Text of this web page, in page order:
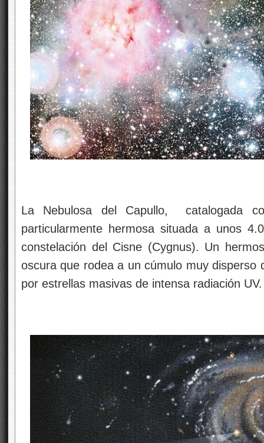
La Nebulosa del Capullo, catalogada
particularmente hermosa situada a unos
constelación del Cisne (Cygnus). Un
oscura que rodea a un cúmulo muy disperso
por estrellas masivas de intensa radiación UV.